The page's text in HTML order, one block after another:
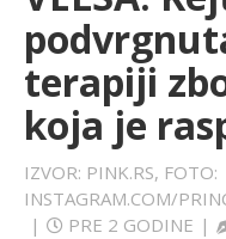
SPORT
LIFESTYLE
EXTRA
terapiji
koja je
IZVOR: PINK.RS, FOTO:
INSTAGRAM.COM/
|
PRE 2 GODINE |